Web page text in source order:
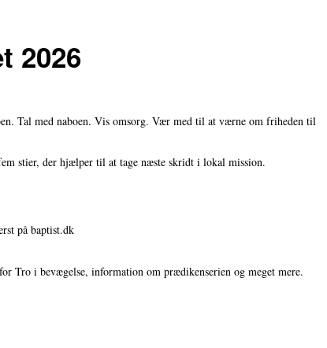
2026
Tal med naboen. Vis omsorg. Vær med til at værne om friheden til
stier, der hjælper til at tage næste skridt i lokal mission.
på baptist.dk
Tro i bevægelse, information om prædikenserien og meget mere.